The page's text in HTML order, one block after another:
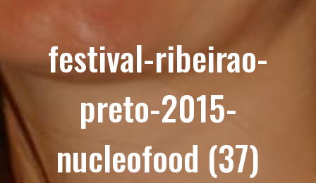
festival-ribeirao-
preto-2015-
nucleofood (37)